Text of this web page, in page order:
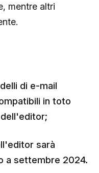
mentre altri
di e-mail
in toto
sarà
a settembre 2024.